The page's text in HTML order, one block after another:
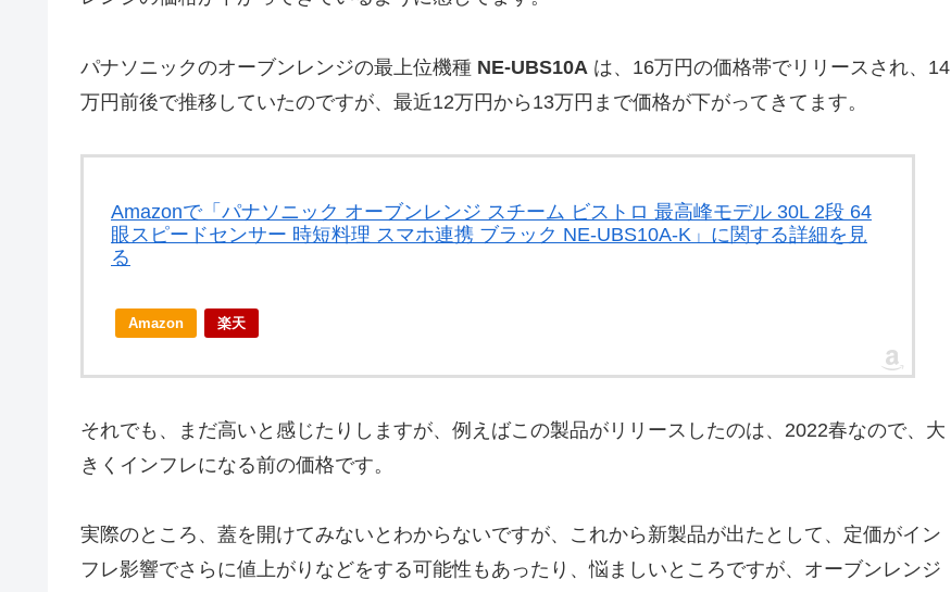
パナソニックのオーブンレンジの最上位機種 NE-UBS10A は、16万円の価格帯でリリースされ、14
万円前後で推移していたのですが、最近12万円から13万円まで価格が下がってきてます。
Amazonで「パナソニック オーブンレンジ スチーム ビストロ 最高峰モデル 30L 2段 64
眼スピードセンサー 時短料理 スマホ連携 ブラック NE-UBS10A-K」に関する詳細を見
る
Amazon 楽天
それでも、まだ高いと感じたりしますが、例えばこの製品がリリースしたのは、2022春なので、大
きくインフレになる前の価格です。
実際のところ、蓋を開けてみないとわからないですが、これから新製品が出たとして、定価がイン
フレ影響でさらに値上がりなどをする可能性もあったり、悩ましいところですが、オーブンレンジ